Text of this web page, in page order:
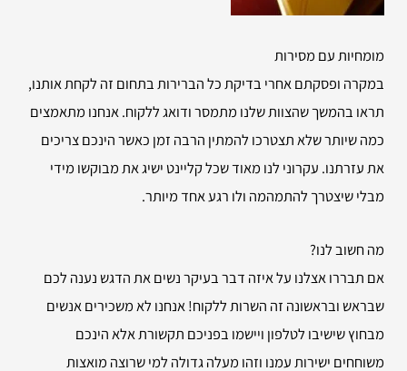
מומחיות עם מסירות
במקרה ופסקתם אחרי בדיקת כל הברירות בתחום זה לקחת אותנו,
תראו בהמשך שהצוות שלנו מתמסר ודואג ללקוח. אנחנו מתאמצים
כמה שיותר שלא תצטרכו להמתין הרבה זמן כאשר הינכם צריכים
את עזרתנו. עקרוני לנו מאוד שכל קליינט ישיג את מבוקשו מידי
מבלי שיצטרך להתמהמה ולו רגע אחד מיותר.
מה חשוב לנו?
אם תבררו אצלנו על איזה דבר בעיקר נשים את הדגש נענה לכם
שבראש ובראשונה זה השרות ללקוח! אנחנו לא משכירים אנשים
מבחוץ שישיבו לטלפון ויישמו בפניכם תקשורת אלא הינכם
משוחחים ישירות עמנו וזהו מעלה גדולה למי שרוצה מואצות